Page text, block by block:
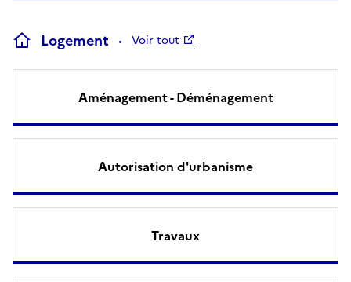
Logement Voir tout
Aménagement - Déménagement
Autorisation d'urbanisme
Travaux